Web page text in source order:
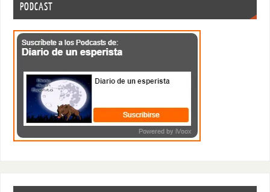
PODCAST